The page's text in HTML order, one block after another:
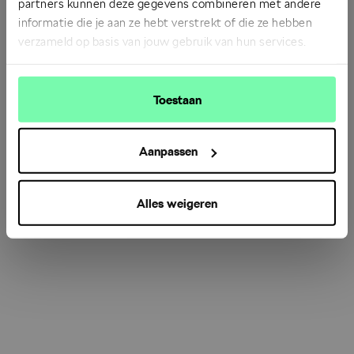
partners kunnen deze gegevens combineren met andere
informatie die je aan ze hebt verstrekt of die ze hebben
verzameld op basis van jouw gebruik van hun services.
Toestaan
Aanpassen
Alles weigeren